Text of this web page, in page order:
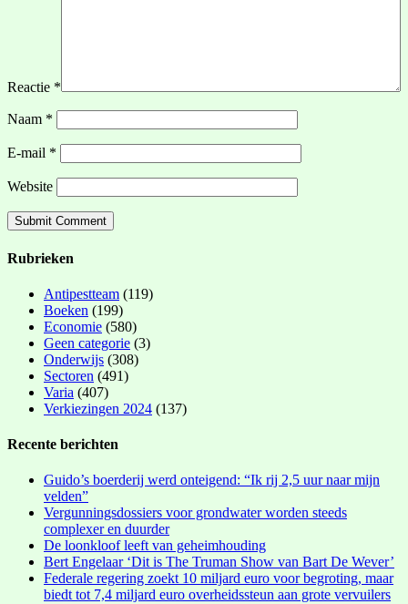
Reactie *
Naam *
E-mail *
Website
Rubrieken
Antipestteam (119)
Boeken (199)
Economie (580)
Geen categorie (3)
Onderwijs (308)
Sectoren (491)
Varia (407)
Verkiezingen 2024 (137)
Recente berichten
Guido’s boerderij werd onteigend: “Ik rij 2,5 uur naar mijn
velden”
Vergunningsdossiers voor grondwater worden steeds
complexer en duurder
De loonkloof leeft van geheimhouding
Bert Engelaar ‘Dit is The Truman Show van Bart De Wever’
Federale regering zoekt 10 miljard euro voor begroting, maar
biedt tot 7,4 miljard euro overheidssteun aan grote vervuilers